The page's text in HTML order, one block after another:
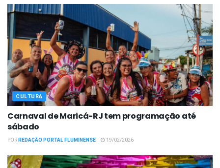
CULTURA
Carnaval de Maricá-RJ tem programação até
sábado
PORREDAÇÃO PORTAL FLUMINENSE 19/02/2026